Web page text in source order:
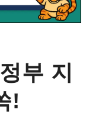
부 지
!